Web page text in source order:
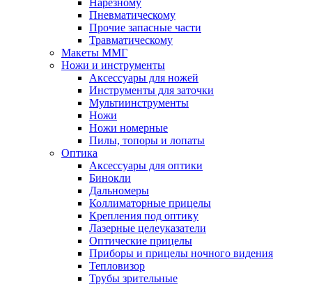
Нарезному
Пневматическому
Прочие запасные части
Травматическому
Макеты ММГ
Ножи и инструменты
Аксессуары для ножей
Инструменты для заточки
Мультиинструменты
Ножи
Ножи номерные
Пилы, топоры и лопаты
Оптика
Аксессуары для оптики
Бинокли
Дальномеры
Коллиматорные прицелы
Крепления под оптику
Лазерные целеуказатели
Оптические прицелы
Приборы и прицелы ночного видения
Тепловизор
Трубы зрительные